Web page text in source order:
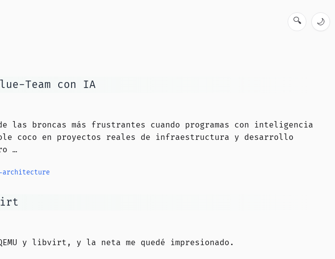
🔍 🌙
Team con IA
las broncas más frustrantes cuando programas con inteligencia
coco en proyectos reales de infraestructura y desarrollo
…
architecture
y libvirt, y la neta me quedé impresionado.